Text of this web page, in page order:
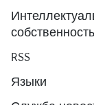
собственность
RSS
Языки